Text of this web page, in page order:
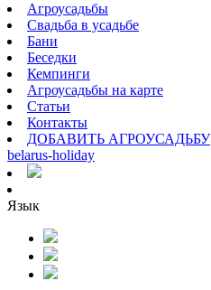
Агроусадьбы
Свадьба в усадьбе
Бани
Беседки
Кемпинги
Агроусадьбы на карте
Статьи
Контакты
ДОБАВИТЬ АГРОУСАДЬБУ
belarus-holiday
Язык